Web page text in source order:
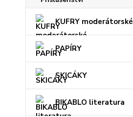
KUFRY moderátorské
PAPÍRY
SKICÁKY
BIKABLO literatura